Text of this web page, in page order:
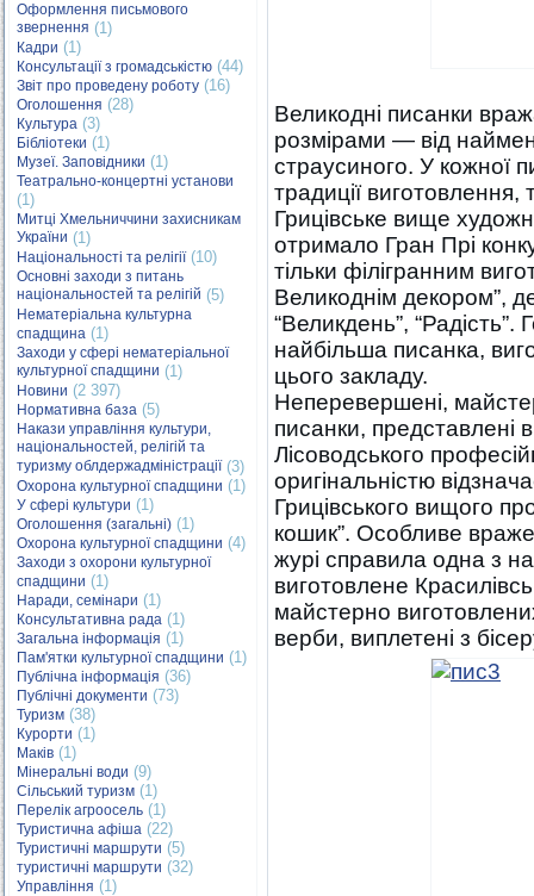
Оформлення письмового
звернення (1)
Кадри (1)
Консультації з громадськістю (44)
Звіт про проведену роботу (16)
Оголошення (28)
Культура (3)
Бібліотеки (1)
Музеї. Заповідники (1)
Театрально-концертні установи
(1)
Митці Хмельниччини захисникам
України (1)
Національності та релігії(10)
Основні заходи з питань
національностей та релігій (5)
Нематеріальна культурна
спадщина (1)
Заходи у сфері нематеріальної
культурної спадщини (1)
Новини (2 397)
Нормативна база (5)
Накази управління культури,
національностей, релігій та
туризму облдержадміністрації(3)
Охорона культурної спадщини (1)
У сфері культури (1)
Оголошення (загальні) (1)
Охорона культурної спадщини (4)
Заходи з охорони культурної
спадщини (1)
Наради, семінари (1)
Консультативна рада (1)
Загальна інформація (1)
Пам'ятки культурної спадщини (1)
Публічна інформація (36)
Публічні документи (73)
Туризм (38)
Курорти (1)
Маків (1)
Мінеральні води (9)
Сільський туризм (1)
Перелік агроосель (1)
Туристична афіша (22)
Туристичні маршрути (5)
туристичні маршрути (32)
Управління (1)
Великодні писанки
розмірами — від
страусиного. У кожної
традиції виготовлення,
Грицівське вище
отримало Гран Прі
тільки філігранним
Великоднім декором”,
“Великдень”,
найбільша писанка,
цього закладу.
Неперевершені,
писанки, представлені
Лісоводського
оригінальністю
Грицівського вищого
кошик”. Особливе
журі справила одна з
виготовлене
майстерно
верби, виплетені з